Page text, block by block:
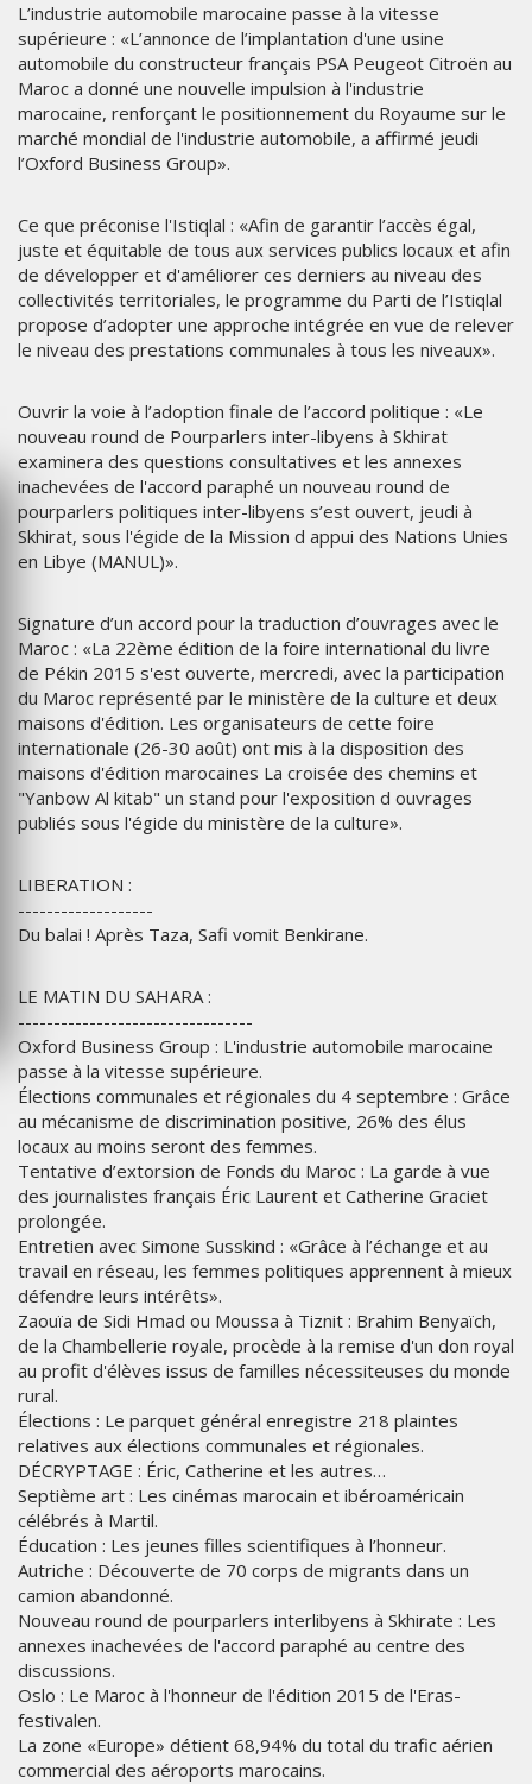
L’industrie automobile marocaine passe à la vitesse
supérieure : «L’annonce de l’implantation d'une usine
automobile du constructeur français PSA Peugeot Citroën au
Maroc a donné une nouvelle impulsion à l'industrie
marocaine, renforçant le positionnement du Royaume sur le
marché mondial de l'industrie automobile, a affirmé jeudi
l’Oxford Business Group».
Ce que préconise l'Istiqlal : «Afin de garantir l’accès égal,
juste et équitable de tous aux services publics locaux et afin
de développer et d'améliorer ces derniers au niveau des
collectivités territoriales, le programme du Parti de l’Istiqlal
propose d’adopter une approche intégrée en vue de relever
le niveau des prestations communales à tous les niveaux».
Ouvrir la voie à l’adoption finale de l’accord politique : «Le
nouveau round de Pourparlers inter-libyens à Skhirat
examinera des questions consultatives et les annexes
inachevées de l'accord paraphé un nouveau round de
pourparlers politiques inter-libyens s’est ouvert, jeudi à
Skhirat, sous l'égide de la Mission d appui des Nations Unies
en Libye (MANUL)».
Signature d’un accord pour la traduction d’ouvrages avec le
Maroc : «La 22ème édition de la foire international du livre
de Pékin 2015 s'est ouverte, mercredi, avec la participation
du Maroc représenté par le ministère de la culture et deux
maisons d'édition. Les organisateurs de cette foire
internationale (26-30 août) ont mis à la disposition des
maisons d'édition marocaines La croisée des chemins et
"Yanbow Al kitab" un stand pour l'exposition d ouvrages
publiés sous l'égide du ministère de la culture».
LIBERATION :
-------------------
Du balai ! Après Taza, Safi vomit Benkirane.
LE MATIN DU SAHARA :
---------------------------------
Oxford Business Group : L'industrie automobile marocaine
passe à la vitesse supérieure.
Élections communales et régionales du 4 septembre : Grâce
au mécanisme de discrimination positive, 26% des élus
locaux au moins seront des femmes.
Tentative d’extorsion de Fonds du Maroc : La garde à vue
des journalistes français Éric Laurent et Catherine Graciet
prolongée.
Entretien avec Simone Susskind : «Grâce à l’échange et au
travail en réseau, les femmes politiques apprennent à mieux
défendre leurs intérêts».
Zaouïa de Sidi Hmad ou Moussa à Tiznit : Brahim Benyaïch,
de la Chambellerie royale, procède à la remise d'un don royal
au profit d'élèves issus de familles nécessiteuses du monde
rural.
Élections : Le parquet général enregistre 218 plaintes
relatives aux élections communales et régionales.
DÉCRYPTAGE : Éric, Catherine et les autres…
Septième art : Les cinémas marocain et ibéroaméricain
célébrés à Martil.
Éducation : Les jeunes filles scientifiques à l’honneur.
Autriche : Découverte de 70 corps de migrants dans un
camion abandonné.
Nouveau round de pourparlers interlibyens à Skhirate : Les
annexes inachevées de l'accord paraphé au centre des
discussions.
Oslo : Le Maroc à l'honneur de l'édition 2015 de l'Eras-
festivalen.
La zone «Europe» détient 68,94% du total du trafic aérien
commercial des aéroports marocains.